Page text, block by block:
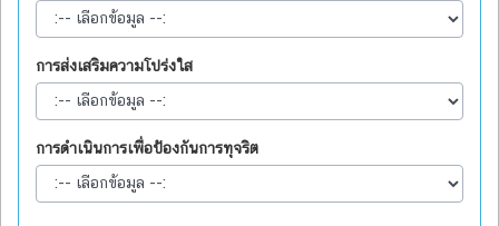
การส่งเสริมความโปร่งใส
การดำเนินการเพื่อป้องกันการทุจริต